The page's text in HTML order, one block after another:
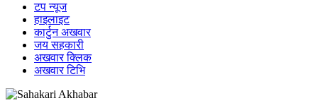
टप न्यूज
हाइलाइट
कार्टुन अखवार
जय सहकारी
अखवार क्लिक
अखवार टिभि